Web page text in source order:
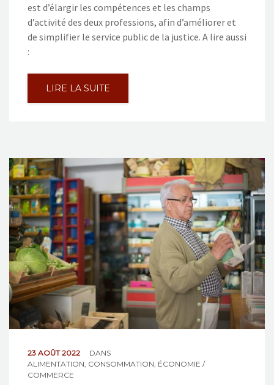
est d’élargir les compétences et les champs
d’activité des deux professions, afin d’améliorer et
de simplifier le service public de la justice. A lire aussi
:
LIRE LA SUITE
23 AOÛT 2022
DANS
ALIMENTATION CONSOMMATION ÉCONOMIE /
COMMERCE